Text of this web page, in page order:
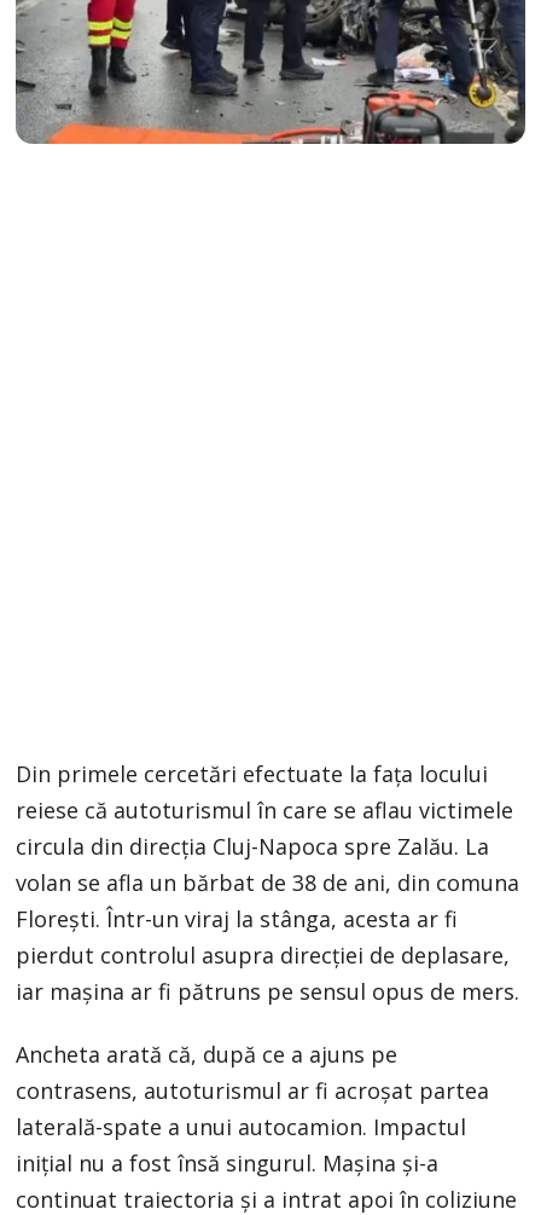
Din primele cercetări efectuate la fața locului
reiese că autoturismul în care se aflau victimele
circula din direcția Cluj-Napoca spre Zalău. La
volan se afla un bărbat de 38 de ani, din comuna
Florești. Într-un viraj la stânga, acesta ar fi
pierdut controlul asupra direcției de deplasare,
iar mașina ar fi pătruns pe sensul opus de mers.
Ancheta arată că, după ce a ajuns pe
contrasens, autoturismul ar fi acroșat partea
laterală-spate a unui autocamion. Impactul
inițial nu a fost însă singurul. Mașina și-a
continuat traiectoria și a intrat apoi în coliziune